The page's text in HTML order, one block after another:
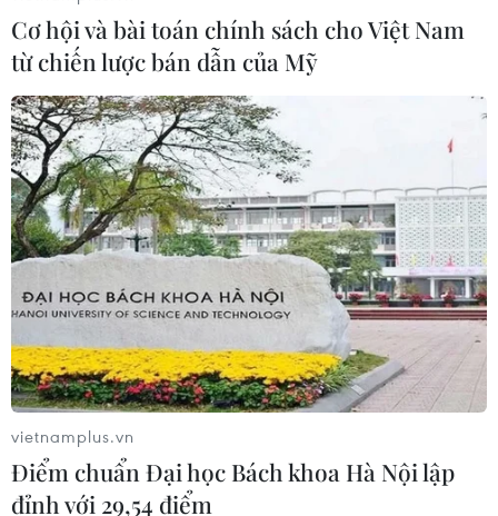
TIN CÙNG CHUYÊN MỤC
Mở rộng không gian cống hiến cho
cộng đồng người Việt Nam ở nước
ngoài
08/08/2026 11:00
ASC 2026: Tiếp lửa đam mê khoa học
Cơ hội và bài toán chính sách cho Việt Nam
từ chiến lược bán dẫn của Mỹ
vietnamplus.vn
Điểm chuẩn Đại học Bách khoa Hà Nội lập
đỉnh với 29,54 điểm